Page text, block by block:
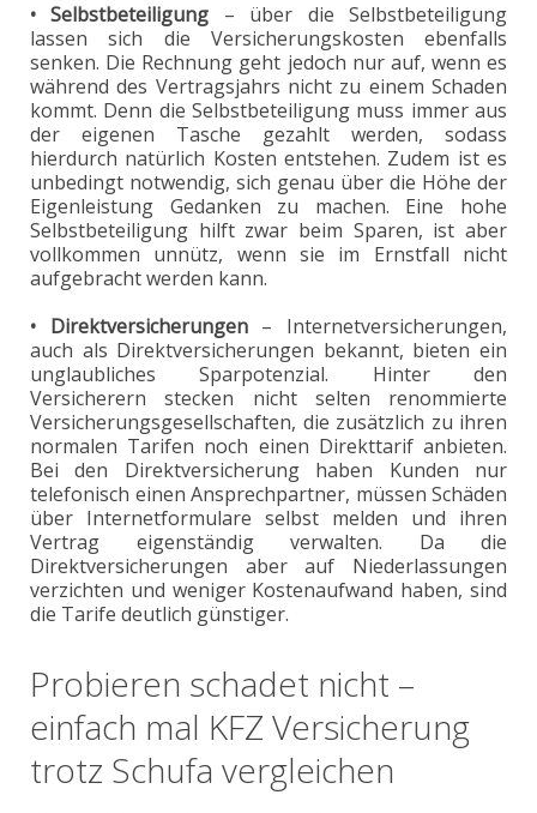
• Selbstbeteiligung – über die Selbstbeteiligung
lassen sich die Versicherungskosten ebenfalls
senken. Die Rechnung geht jedoch nur auf, wenn es
während des Vertragsjahrs nicht zu einem Schaden
kommt. Denn die Selbstbeteiligung muss immer aus
der eigenen Tasche gezahlt werden, sodass
hierdurch natürlich Kosten entstehen. Zudem ist es
unbedingt notwendig, sich genau über die Höhe der
Eigenleistung Gedanken zu machen. Eine hohe
Selbstbeteiligung hilft zwar beim Sparen, ist aber
vollkommen unnütz, wenn sie im Ernstfall nicht
aufgebracht werden kann.
• Direktversicherungen– Internetversicherungen,
auch als Direktversicherungen bekannt, bieten ein
unglaubliches Sparpotenzial. Hinter den
Versicherern stecken nicht selten renommierte
Versicherungsgesellschaften, die zusätzlich zu ihren
normalen Tarifen noch einen Direkttarif anbieten.
Bei den Direktversicherung haben Kunden nur
telefonisch einen Ansprechpartner, müssen Schäden
über Internetformulare selbst melden und ihren
Vertrag eigenständig verwalten. Da die
Direktversicherungen aber auf Niederlassungen
verzichten und weniger Kostenaufwand haben, sind
die Tarife deutlich günstiger.
Probieren schadet nicht –
einfach mal KFZ Versicherung
trotz Schufa vergleichen